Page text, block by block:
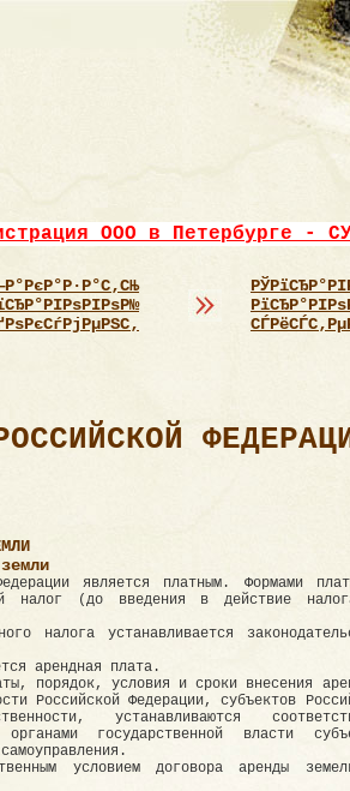
ООО в Петербурге -
является платным. Формами
налог (до введения в действие
налога устанавливается
арендная плата.
порядок, условия и сроки внесения
Российской Федерации, субъектов
устанавливаются
государственной власти
условием договора аренды